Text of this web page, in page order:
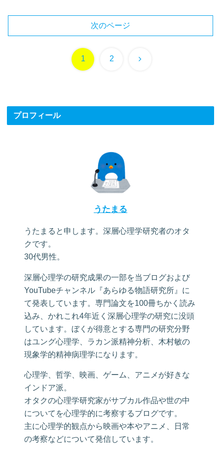
次のページ
1 2 次
プロフィール
うたまる
うたまると申します。深層心理学研究者のオタ
クです。
30代男性。
深層心理学の研究成果の一部を当ブログおよび
YouTubeチャンネル『あらゆる物語研究所』に
て発表しています。専門論文を100冊ちかく読み
込み、かれこれ4年近く深層心理学の研究に没頭
しています。ぼくが得意とする専門の研究分野
はユング心理学、ラカン派精神分析、木村敏の
現象学的精神病理学になります。
心理学、哲学、映画、ゲーム、アニメが好きな
インドア派。
オタクの心理学研究家がサブカル作品や世の中
についてを心理学的に考察するブログです。
主に心理学的観点から映画や本やアニメ、日常
の考察などについて発信しています。